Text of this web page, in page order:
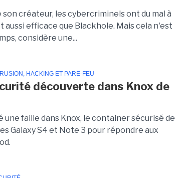
créateur, les cybercriminels ont du mal à
efficace que Blackhole. Mais cela n'est
considère une...
HACKING ET PARE-FEU
découverte dans Knox de
une faille dans Knox, le container sécurisé de
Galaxy S4 et Note 3 pour répondre aux